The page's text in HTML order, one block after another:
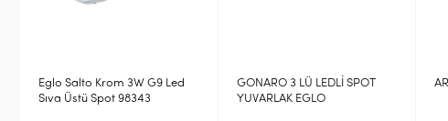
GONARO 3 LÜ LEDLİ SPOT
YUVARLAK EGLO
ARMENTO 2'Lİ SPOT